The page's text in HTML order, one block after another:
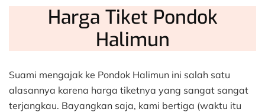
Harga Tiket Pondok
Halimun
Suami mengajak ke Pondok Halimun ini salah satu
alasannya karena harga tiketnya yang sangat sangat
terjangkau. Bayangkan saja, kami bertiga (waktu itu